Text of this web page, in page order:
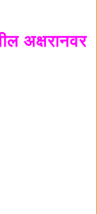
अक्षरानवर